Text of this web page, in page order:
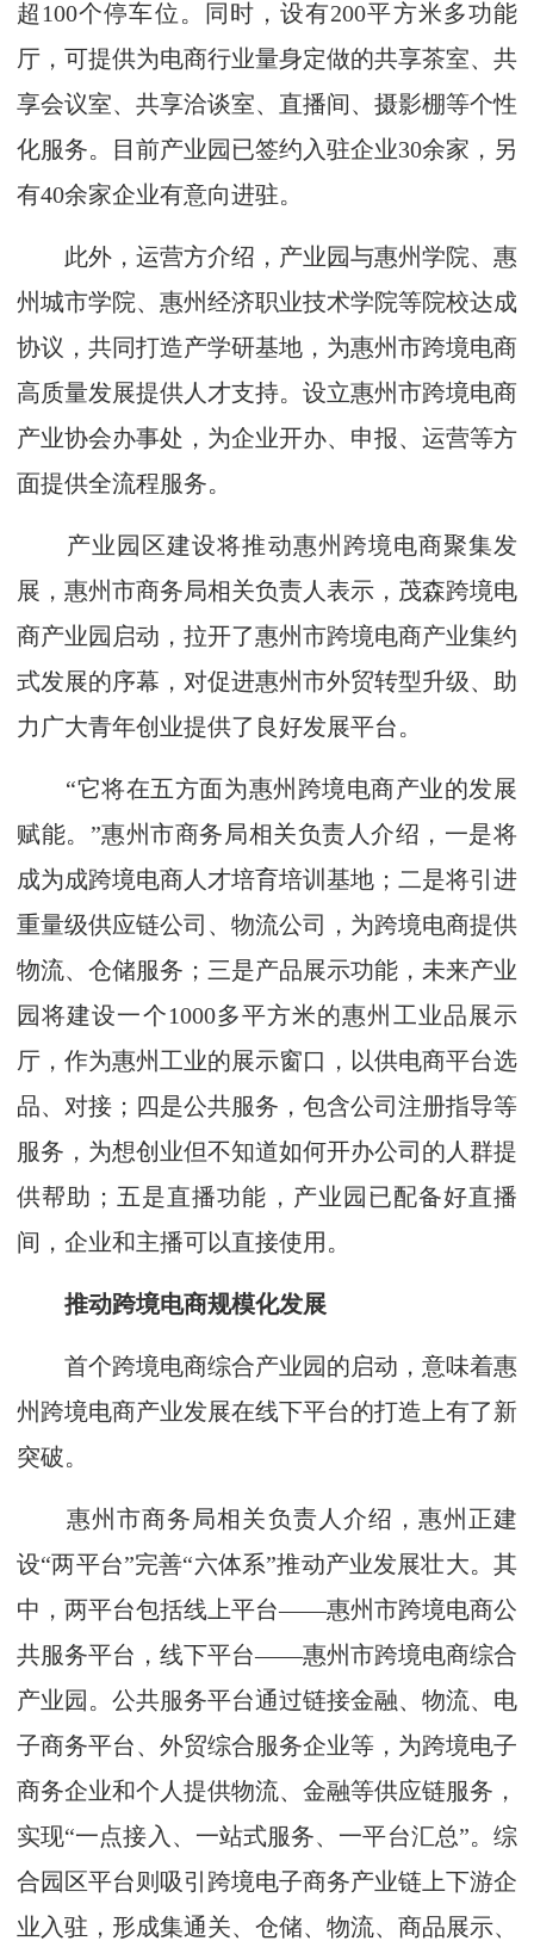
超100个停车位。同时，设有200平方米多功能
厅，可提供为电商行业量身定做的共享茶室、共
享会议室、共享洽谈室、直播间、摄影棚等个性
化服务。目前产业园已签约入驻企业30余家，另
有40余家企业有意向进驻。
此外，运营方介绍，产业园与惠州学院、惠
州城市学院、惠州经济职业技术学院等院校达成
协议，共同打造产学研基地，为惠州市跨境电商
高质量发展提供人才支持。设立惠州市跨境电商
产业协会办事处，为企业开办、申报、运营等方
面提供全流程服务。
产业园区建设将推动惠州跨境电商聚集发
展，惠州市商务局相关负责人表示，茂森跨境电
商产业园启动，拉开了惠州市跨境电商产业集约
式发展的序幕，对促进惠州市外贸转型升级、助
力广大青年创业提供了良好发展平台。
“它将在五方面为惠州跨境电商产业的发展
赋能。”惠州市商务局相关负责人介绍，一是将
成为成跨境电商人才培育培训基地；二是将引进
重量级供应链公司、物流公司，为跨境电商提供
物流、仓储服务；三是产品展示功能，未来产业
园将建设一个1000多平方米的惠州工业品展示
厅，作为惠州工业的展示窗口，以供电商平台选
品、对接；四是公共服务，包含公司注册指导等
服务，为想创业但不知道如何开办公司的人群提
供帮助；五是直播功能，产业园已配备好直播
间，企业和主播可以直接使用。
推动跨境电商规模化发展
首个跨境电商综合产业园的启动，意味着惠
州跨境电商产业发展在线下平台的打造上有了新
突破。
惠州市商务局相关负责人介绍，惠州正建
设“两平台”完善“六体系”推动产业发展壮大。其
中，两平台包括线上平台——惠州市跨境电商公
共服务平台，线下平台——惠州市跨境电商综合
产业园。公共服务平台通过链接金融、物流、电
子商务平台、外贸综合服务企业等，为跨境电子
商务企业和个人提供物流、金融等供应链服务，
实现“一点接入、一站式服务、一平台汇总”。综
合园区平台则吸引跨境电子商务产业链上下游企
业入驻，形成集通关、仓储、物流、商品展示、